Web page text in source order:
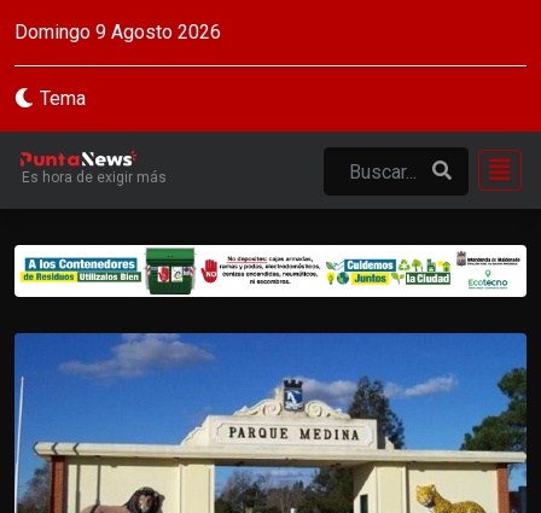
Domingo 9 Agosto 2026
Tema
Es hora de exigir más